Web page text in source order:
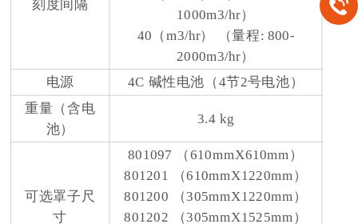
刻度间隔
1000m3/hr）
40（m3/hr） （量程: 800-
2000m3/hr）
电源
4C 碱性电池（4节2号电池）
重量（含电
池）
3.4 kg
可选罩子尺
寸
801097 （610mmX610mm）
801201 （610mmX1220mm）
801200 （305mmX1220mm）
801202 （305mmX1525mm）